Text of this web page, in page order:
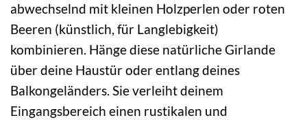
abwechselnd mit kleinen Holzperlen oder roten
Beeren (künstlich, für Langlebigkeit)
kombinieren. Hänge diese natürliche Girlande
über deine Haustür oder entlang deines
Balkongeländers. Sie verleiht deinem
Eingangsbereich einen rustikalen und